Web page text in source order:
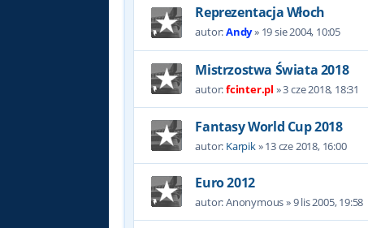
Reprezentacja Włoch
autor:Andy» 19 sie 2004, 10:05
Mistrzostwa Świata 2018
autor:fcinter.pl »3 cze 2018, 18:31
Fantasy World Cup 2018
autor: Karpik»13 cze 2018, 16:00
Euro 2012
autor:Anonymous»9 lis 2005, 19:58